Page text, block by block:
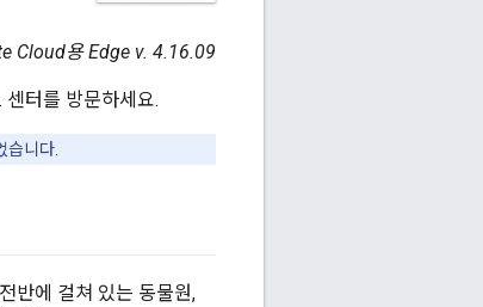
Cloud용 Edge v. 4.16.09
터를 방문하세요.
습니다.
반에 걸쳐 있는 동물원,